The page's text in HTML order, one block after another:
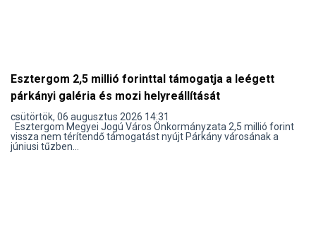
Esztergom 2,5 millió forinttal támogatja a leégett
párkányi galéria és mozi helyreállítását
csütörtök, 06 augusztus 2026 14:31
Esztergom Megyei Jogú Város Önkormányzata 2,5 millió forint
vissza nem térítendő támogatást nyújt Párkány városának a
júniusi tűzben...